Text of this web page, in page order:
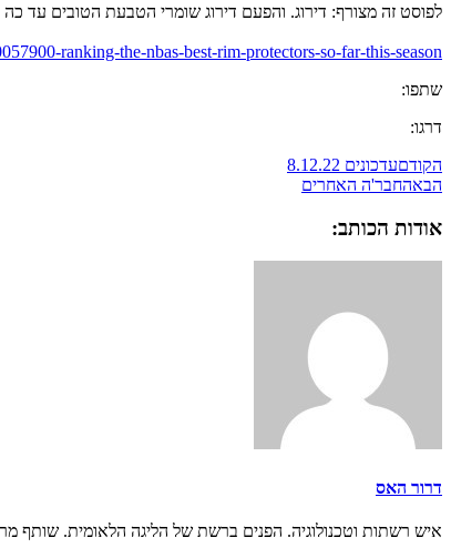
לפוסט זה מצורף: דירוג. והפעם דירוג שומרי הטבעת הטובים עד כה
ranking-the-nbas-best-rim-protectors-so-far-this-season
שתפו:
דרגו:
הקודםעדכונים 8.12.22
הבאהחבר'ה האחרים
אודות הכותב:
דרור האס
איש רשתות וטכנולוגיה. הפנים ברשת של הליגה הלאומית. שותף